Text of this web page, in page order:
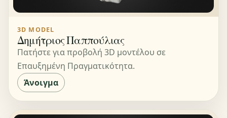
3D MODEL
Δημήτριος Παππούλιας
Πατήστε για προβολή 3D μοντέλου σε
Επαυξημένη Πραγματικότητα.
Άνοιγμα